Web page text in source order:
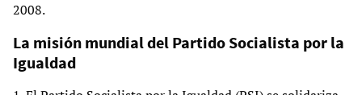
2008.
La misión mundial del Partido Socialista por la
Igualdad